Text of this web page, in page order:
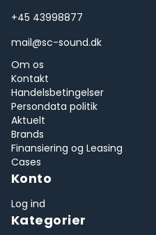
+45 43998877
mail@sc-sound.dk
Om os
Kontakt
Handelsbetingelser
Persondata politik
Aktuelt
Brands
Finansiering og Leasing
Cases
Konto
Log ind
Kategorier